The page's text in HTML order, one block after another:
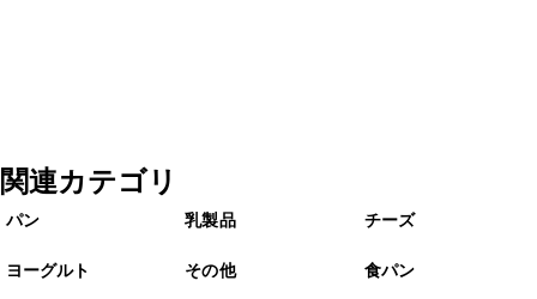
関連カテゴリ
パン 乳製品 チーズ
ヨーグルト その他
食パン